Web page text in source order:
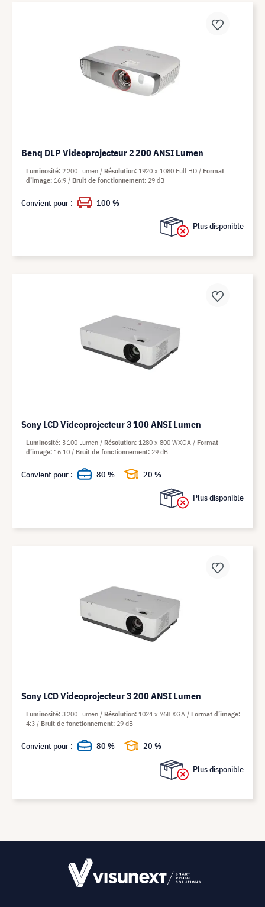
Benq DLP Videoprojecteur 2 200 ANSI Lumen
Plus disponible
Luminosité 2 200 Lumen Résolution 1920 x 1080 Full HD
Format
d’image 16:9 Bruit de fonctionnement 29 dB
Convient pour : 100 %
Sony LCD Videoprojecteur 3 100 ANSI Lumen
Plus disponible
Luminosité 3 100 Lumen Résolution 1280 x 800 WXGA
Format
d’image 16:10 Bruit de fonctionnement 29 dB
Convient pour : 80 % 20 %
Sony LCD Videoprojecteur 3 200 ANSI Lumen
Plus disponible
Luminosité 3 200 Lumen Résolution 1024 x 768 XGA
Format d’image
4:3
Bruit de fonctionnement 29 dB
Convient pour : 80 % 20 %